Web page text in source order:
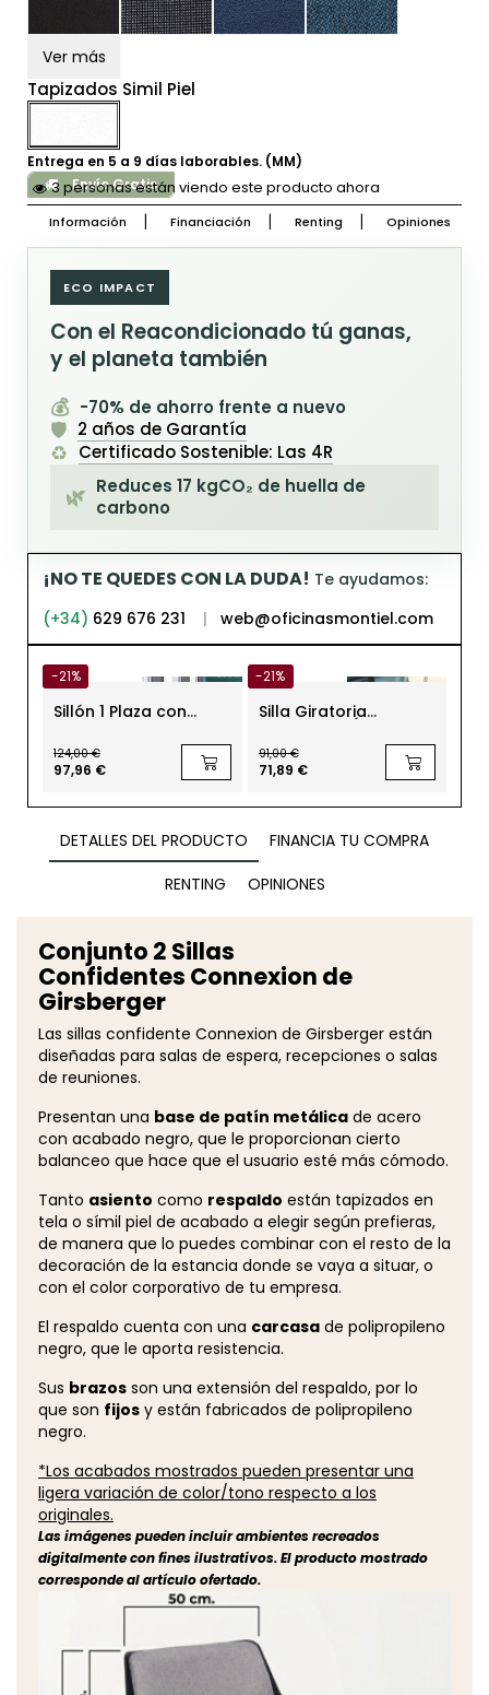
Ver más
Tapizados Simil Piel
Entrega en 5 a 9 días laborables. (MM)
Envío Gratis
3 personas están viendo este producto ahora
Información Financiación Renting Opiniones
ECO IMPACT
Con el Reacondicionado tú ganas,
y el planeta también
💰 -70% de ahorro frente a nuevo
🛡️ 2 años de Garantía
♻️ Certificado Sostenible: Las 4R
🌿 Reduces 17 kgCO₂ de huella de
carbono
¡NO TE QUEDES CON LA DUDA! Te ayudamos:
(+34) 629 676 231 | web@oficinasmontiel.com
-21%
Sillón 1 Plaza con
124,00 €
97,96 €
-21%
Silla Giratoria
91,00 €
71,89 €
DETALLES DEL PRODUCTO
FINANCIA TU COMPRA
RENTING
OPINIONES
Conjunto 2 Sillas
Confidentes Connexion de
Girsberger
Las sillas confidente Connexion de Girsberger están
diseñadas para salas de espera, recepciones o salas
de reuniones.
Presentan una base de patín metálica de acero
con acabado negro, que le proporcionan cierto
balanceo que hace que el usuario esté más cómodo.
Tanto asiento como respaldo están tapizados en
tela o símil piel de acabado a elegir según prefieras,
de manera que lo puedes combinar con el resto de la
decoración de la estancia donde se vaya a situar, o
con el color corporativo de tu empresa.
El respaldo cuenta con una carcasa de polipropileno
negro, que le aporta resistencia.
Sus brazos son una extensión del respaldo, por lo
que son fijos y están fabricados de polipropileno
negro.
*Los acabados mostrados pueden presentar una
ligera variación de color/tono respecto a los
originales.
Las imágenes pueden incluir ambientes recreados
digitalmente con fines ilustrativos. El producto mostrado
corresponde al artículo ofertado.